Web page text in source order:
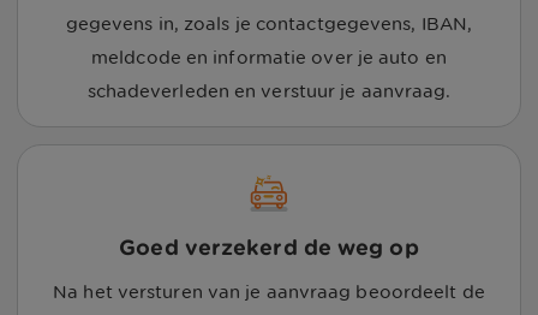
gegevens in, zoals je contactgegevens, IBAN,
meldcode en informatie over je auto en
schadeverleden en verstuur je aanvraag.
Goed verzekerd de weg op
Na het versturen van je aanvraag beoordeelt de